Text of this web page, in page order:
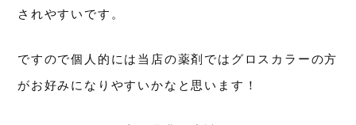
されやすいです。
ですので個人的には当店の薬剤ではグロスカラーの方
がお好みになりやすいかなと思います！